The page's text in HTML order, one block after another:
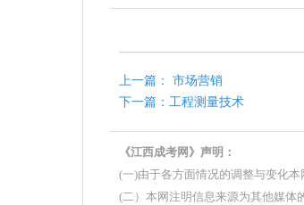
上一篇： 市场营销
下一篇：工程测量技术
《江西成考网》声明：
(一)由于各方面情况的调整与变化
(二）本网注明信息来源为其他媒体